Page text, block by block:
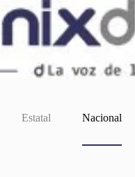
Estatal Nacional